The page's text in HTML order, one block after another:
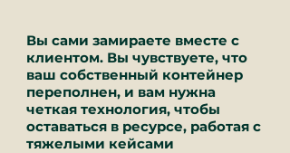
Вы сами замираете вместе с
клиентом. Вы чувствуете, что
ваш собственный контейнер
переполнен, и вам нужна
четкая технология, чтобы
оставаться в ресурсе, работая с
тяжелыми кейсами